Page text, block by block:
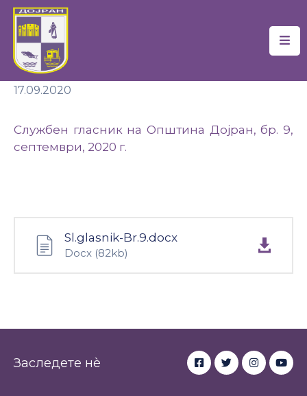
Почетна
Локална
Новости
Услуги
17.09.2020
Службен гласник на Општина Дојран, бр. 9,
септември, 2020 г.
Sl.glasnik-Br.9.docx
Docx (82kb)
Заследете нè